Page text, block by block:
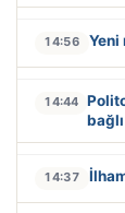
14:56 Yeni
14:44
14:37